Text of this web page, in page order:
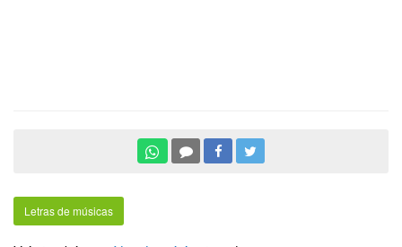
Letras de músicas